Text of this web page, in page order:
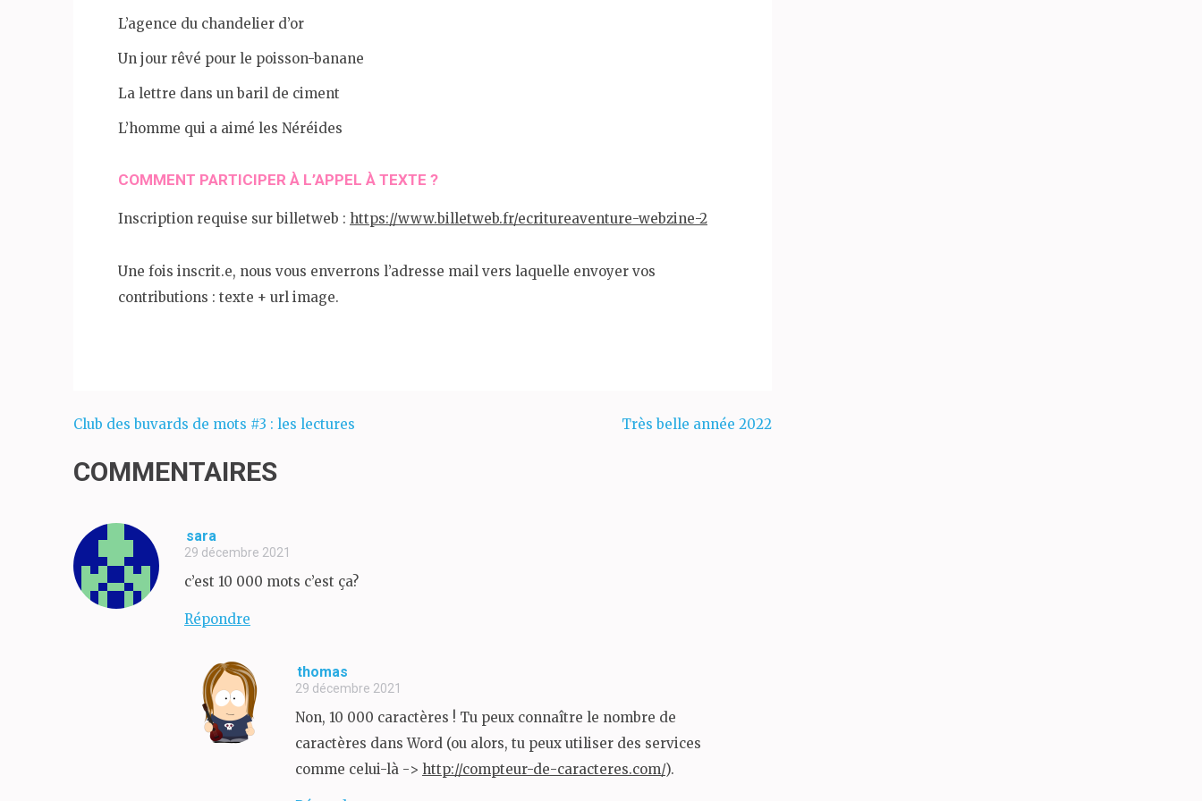
L’agence du chandelier d’or
Un jour rêvé pour le poisson-banane
La lettre dans un baril de ciment
L’homme qui a aimé les Néréides
COMMENT PARTICIPER À L’APPEL À TEXTE ?
Inscription requise sur billetweb : https://www.billetweb.fr/ecritureaventure-webzine-2
Une fois inscrit.e, nous vous enverrons l’adresse mail vers laquelle envoyer vos
contributions : texte + url image.
Navigation
l’article
Club des buvards de mots #3 : les lectures Très belle année 2022
COMMENTAIRES
sara
29 décembre 2021
c’est 10 000 mots c’est ça?
Répondre
thomas
29 décembre 2021
Non, 10 000 caractères ! Tu peux connaître le nombre de
caractères dans Word (ou alors, tu peux utiliser des services
comme celui-là -> http://compteur-de-caracteres.com/).